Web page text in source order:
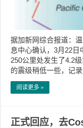
据加新网综合报道：
息中心确认，3月22日
250公里处发生了4.2
的震级稍低一些，记
阅读更多 »
正式回应，去